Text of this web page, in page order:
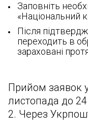
Заповніть
«Національний
Після
переходить в
зараховані
Прийом заявок
листопада до
2. Через